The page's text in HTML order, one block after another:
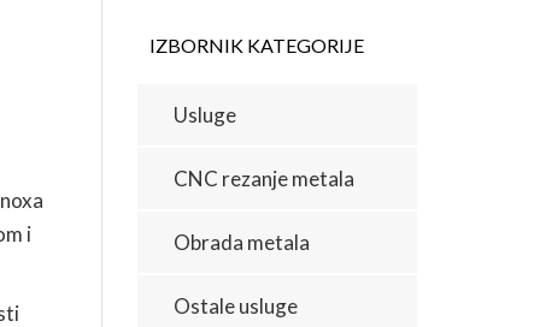
i
IZBORNIK KATEGORIJE
Usluge
CNC rezanje metala
Obrada metala
Ostale usluge